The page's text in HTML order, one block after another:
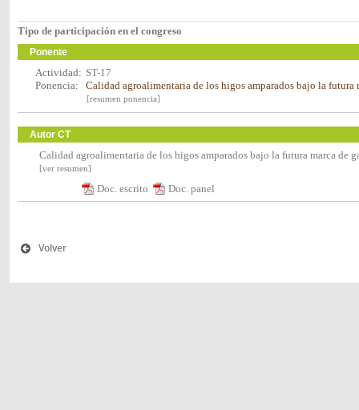
Tipo de participación en el congreso
Ponente
Actividad: ST-17
Ponencia:
Calidad agroalimentaria de los higos amparados bajo la futura
[resumen ponencia]
Autor CT
Calidad agroalimentaria de los higos amparados bajo la futura marca de
[ver resumen]
Doc. escrito Doc. panel
Volver